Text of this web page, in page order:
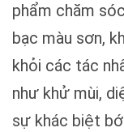
phẩm chăm
bạc màu sơn,
khỏi các tác
như khử mùi,
sự khác biệt